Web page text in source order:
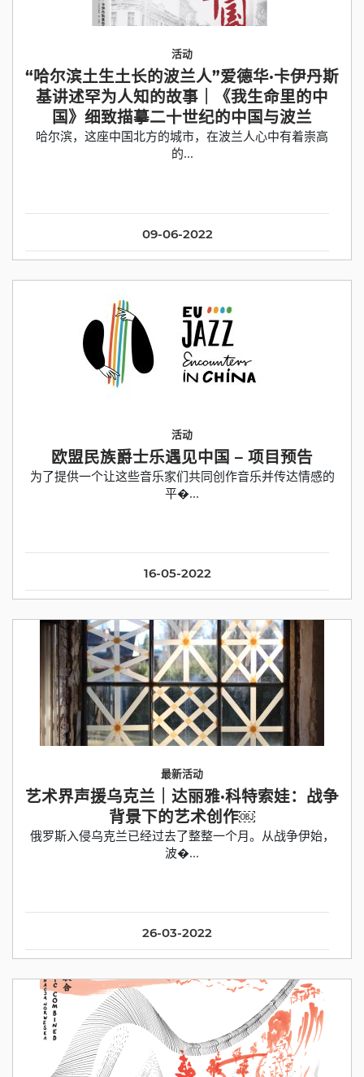
09-06-2022
活动
“哈尔滨土生土长的波兰人”爱德华·卡伊丹斯
基讲述罕为人知的故事｜《我生命里的中
国》细致描摹二十世纪的中国与波兰
哈尔滨，这座中国北方的城市，在波兰人心中有着崇高
的...
16-05-2022
活动
欧盟民族爵士乐遇见中国 – 项目预告
为了提供一个让这些音乐家们共同创作音乐并传达情感的
平�...
26-03-2022
最新活动
艺术界声援乌克兰｜达丽雅·科特索娃：战争
背景下的艺术创作￼
俄罗斯入侵乌克兰已经过去了整整一个月。从战争伊始，
波�...